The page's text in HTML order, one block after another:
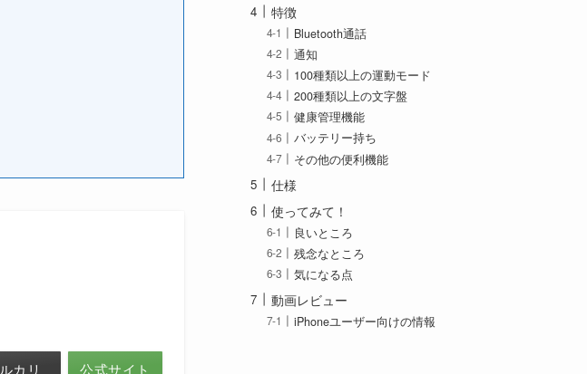
カリ 公式サイト
特徴
Bluetooth通話
通知
100種類以上の運動モード
200種類以上の文字盤
健康管理機能
バッテリー持ち
その他の便利機能
仕様
使ってみて！
良いところ
残念なところ
気になる点
動画レビュー
iPhoneユーザー向けの情報